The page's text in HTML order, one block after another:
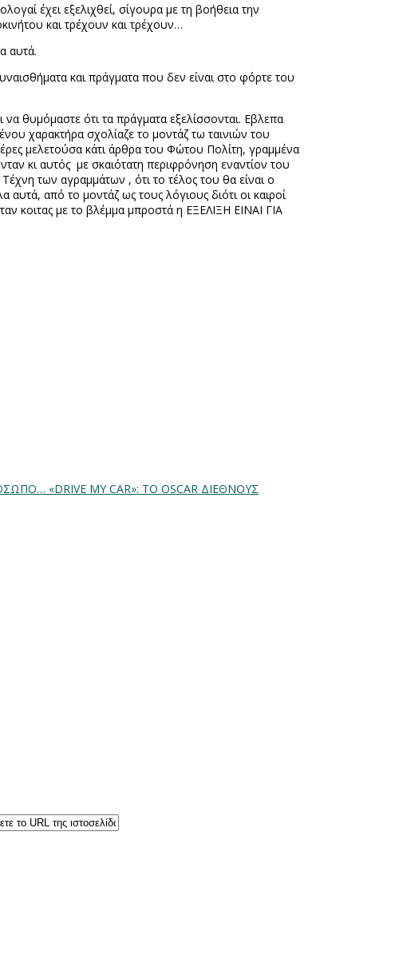
έχει εξελιχθεί, σίγουρα με τη βοήθεια την
και τρέχουν και τρέχουν…
αυτά.
και πράγματα που δεν είναι στο φόρτε του
θυμόμαστε ότι τα πράγματα εξελίσσονται. Εβλεπα
χαρακτήρα σχολίαζε το μοντάζ τω ταινιών του
μελετούσα κάτι άρθρα του Φώτου Πολίτη, γραμμένα
κι αυτός με σκαιότατη περιφρόνηση εναντίον του
των αγραμμάτων , ότι το τέλος του θα είναι ο
αυτά, από το μοντάζ ως τους λόγιους διότι οι καιροί
κοιτας με το βλέμμα μπροστά η ΕΞΕΛΙΞΗ ΕΙΝΑΙ ΓΙΑ
«DRIVE MY CAR»: ΤΟ OSCAR ΔΙΕΘΝΟΥΣ